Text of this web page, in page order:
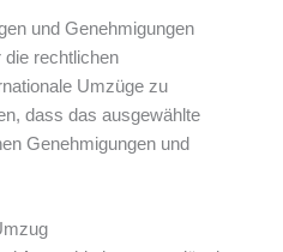
und Genehmigungen
rechtlichen
Umzüge zu
dass das ausgewählte
Genehmigungen und